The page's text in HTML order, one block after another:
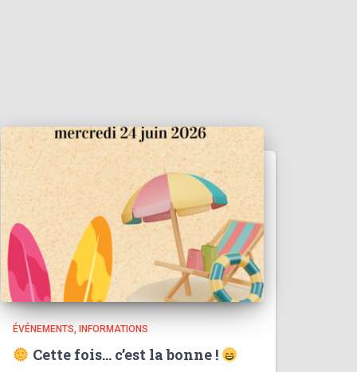
ÉVÉNEMENTS INFORMATIONS
Cette fois… c’est la bonne !